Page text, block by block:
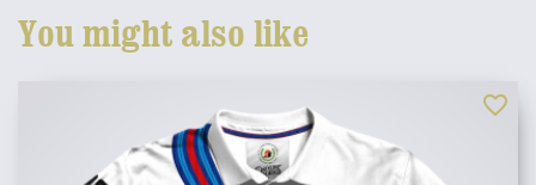
You might also like
favorite_border